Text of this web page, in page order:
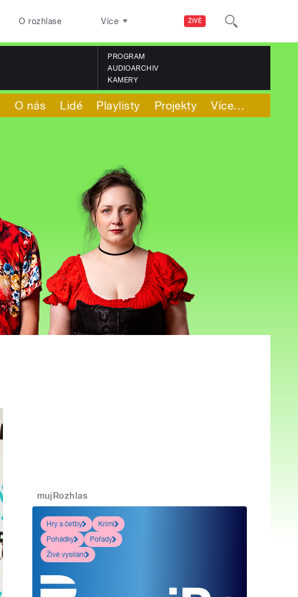
ŽIVĚ
O rozhlase Více
PROGRAM
AUDIOARCHIV
KAMERY
O nás Lidé Playlisty Projekty Více…
mujRozhlas
Hry a četby
Krimi
Pohádky
Pořady
Živé vysílání